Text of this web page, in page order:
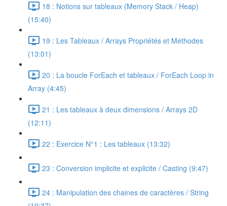
18 : Notions sur tableaux (Memory Stack / Heap)
(15:40)
19 : Les Tableaux / Arrays Propriétés et Méthodes
(13:01)
20 : La boucle ForEach et tableaux / ForEach Loop in
Array (4:45)
21 : Les tableaux à deux dimensions / Arrays 2D
(12:11)
22 : Exercice N°1 : Les tableaux (13:32)
23 : Conversion implicite et explicite / Casting (9:47)
24 : Manipulation des chaines de caractères / String